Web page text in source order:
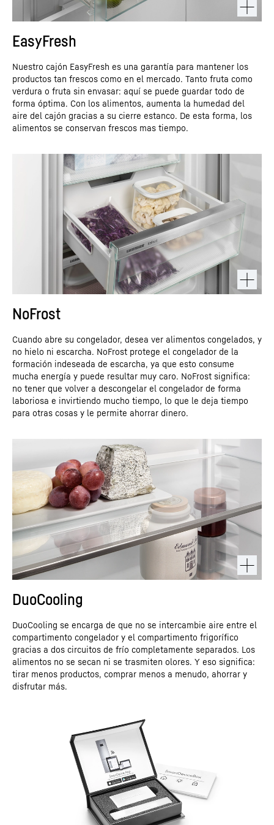
EasyFresh
Nuestro cajón EasyFresh es una garantía para mantener los
productos tan frescos como en el mercado. Tanto fruta como
verdura o fruta sin envasar: aquí se puede guardar todo de
forma óptima. Con los alimentos, aumenta la humedad del
aire del cajón gracias a su cierre estanco. De esta forma, los
alimentos se conservan frescos mas tiempo.
NoFrost
Cuando abre su congelador, desea ver alimentos congelados, y
no hielo ni escarcha. NoFrost protege el congelador de la
formación indeseada de escarcha, ya que esto consume
mucha energía y puede resultar muy caro. NoFrost significa:
no tener que volver a descongelar el congelador de forma
laboriosa e invirtiendo mucho tiempo, lo que le deja tiempo
para otras cosas y le permite ahorrar dinero.
DuoCooling
DuoCooling se encarga de que no se intercambie aire entre el
compartimento congelador y el compartimento frigorífico
gracias a dos circuitos de frío completamente separados. Los
alimentos no se secan ni se trasmiten olores. Y eso significa:
tirar menos productos, comprar menos a menudo, ahorrar y
disfrutar más.